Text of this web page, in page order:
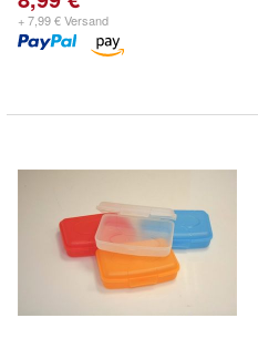
+ 7,99 € Versand